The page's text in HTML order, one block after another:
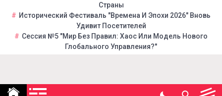
Страны
Исторический Фестиваль "Времена И Эпохи 2026" Вновь
Удивит Посетителей
Сессия №5 "Мир Без Правил: Хаос Или Модель Нового
Глобального Управления?"
Портал общественно-